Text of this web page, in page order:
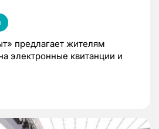
предлагает жителям
электронные квитанции и